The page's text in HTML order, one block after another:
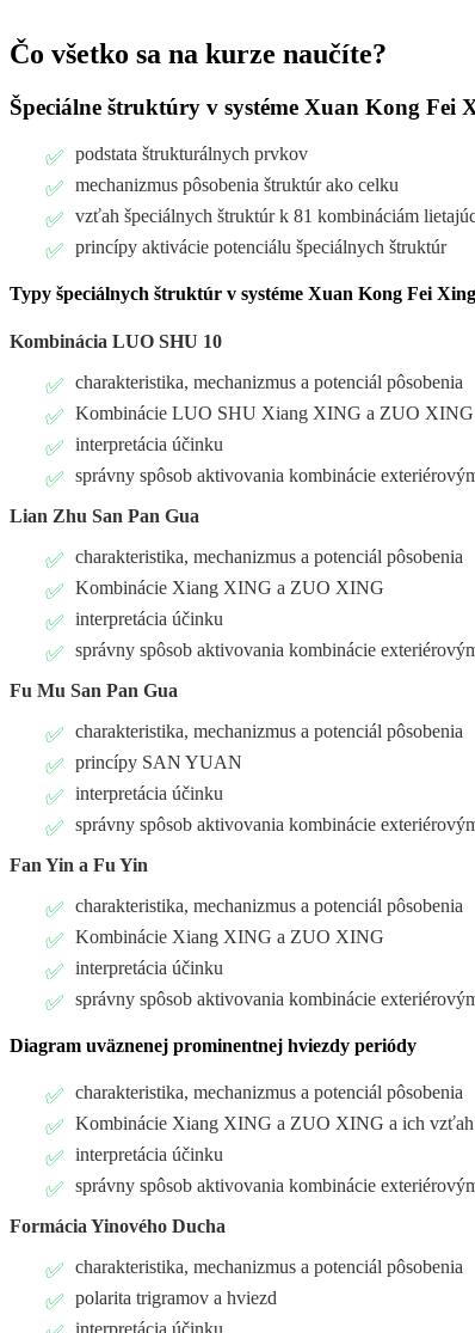
Čo všetko sa na kurze naučíte?
Špeciálne štruktúry v systéme Xuan Kong Fei
podstata štrukturálnych prvkov
mechanizmus pôsobenia štruktúr ako celku
vzťah špeciálnych štruktúr k 81 kombináciám
princípy aktivácie potenciálu špeciálnych štruktúr
Typy špeciálnych štruktúr v systéme Xuan Kong Fei
Kombinácia LUO SHU 10
charakteristika, mechanizmus a potenciál pôsobenia
Kombinácie LUO SHU Xiang XING a ZUO XING
interpretácia účinku
správny spôsob aktivovania kombinácie
Lian Zhu San Pan Gua
charakteristika, mechanizmus a potenciál pôsobenia
Kombinácie Xiang XING a ZUO XING
interpretácia účinku
správny spôsob aktivovania kombinácie
Fu Mu San Pan Gua
charakteristika, mechanizmus a potenciál pôsobenia
princípy SAN YUAN
interpretácia účinku
správny spôsob aktivovania kombinácie
Fan Yin a Fu Yin
charakteristika, mechanizmus a potenciál pôsobenia
Kombinácie Xiang XING a ZUO XING
interpretácia účinku
správny spôsob aktivovania kombinácie
Diagram uväznenej prominentnej hviezdy periódy
charakteristika, mechanizmus a potenciál pôsobenia
Kombinácie Xiang XING a ZUO XING a ich
interpretácia účinku
správny spôsob aktivovania kombinácie
Formácia Yinového Ducha
charakteristika, mechanizmus a potenciál pôsobenia
polarita trigramov a hviezd
interpretácia účinku